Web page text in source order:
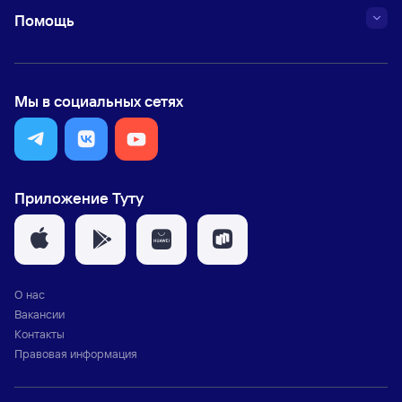
Помощь
Мы в социальных сетях
Приложение Туту
О нас
Вакансии
Контакты
Правовая информация